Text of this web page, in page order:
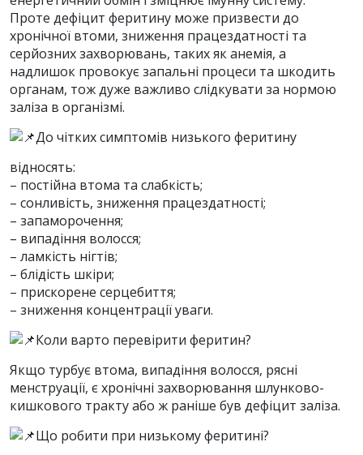
Проте дефіцит феритину може призвести до
хронічної втоми, зниження працездатності та
серйозних захворювань, таких як анемія, а
надлишок провокує запальні процеси та шкодить
органам, тож дуже важливо слідкувати за нормою
заліза в організмі.
До чітких симптомів низького феритину
відносять:
– постійна втома та слабкість;
– сонливість, зниження працездатності;
– запаморочення;
– випадіння волосся;
– ламкість нігтів;
– блідість шкіри;
– прискорене серцебиття;
– зниження концентрації уваги.
Коли варто перевірити феритин?
Якщо турбує втома, випадіння волосся, рясні
менструації, є хронічні захворювання шлунково-
кишкового тракту або ж раніше був дефіцит заліза.
Що робити при низькому феритині?